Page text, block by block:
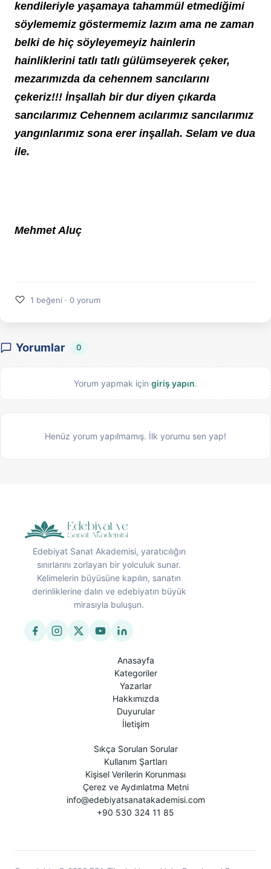
kendileriyle yaşamaya tahammül etmediğimi
söylememiz göstermemiz lazım ama ne zaman
belki de hiç söyleyemeyiz hainlerin
hainliklerini tatlı tatlı gülümseyerek çeker,
mezarımızda da cehennem sancılarını
çekeriz!!! İnşallah bir dur diyen çıkarda
sancılarımız Cehennem acılarımız sancılarımız
yangınlarımız sona erer inşallah. Selam ve dua
ile.
Mehmet Aluç
♡ 1 beğeni · 0 yorum
Yorumlar 0
Yorum yapmak için giriş yapın.
Henüz yorum yapılmamış. İlk yorumu sen yap!
Edebiyat Sanat Akademisi, yaratıcılığın
sınırlarını zorlayan bir yolculuk sunar.
Kelimelerin büyüsüne kapılın, sanatın
derinliklerine dalın ve edebiyatın büyük
mirasıyla buluşun.
Anasayfa
Kategoriler
Yazarlar
Hakkımızda
Duyurular
İletişim
Sıkça Sorulan Sorular
Kullanım Şartları
Kişisel Verilerin Korunması
Çerez ve Aydınlatma Metni
info@edebiyatsanatakademisi.com
+90 530 324 11 85